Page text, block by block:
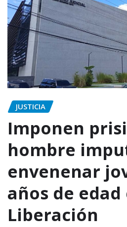
JUSTICIA
Imponen
hombre
envenenar
años de edad
Liberación